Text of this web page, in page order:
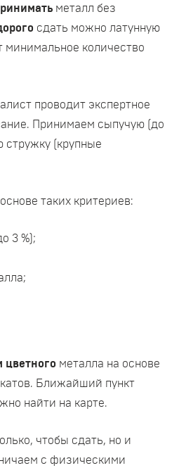
металл без
сдать можно латунную
минимальное количество
проводит экспертное
Принимаем сыпучую (до
стружку (крупные
таких критериев:
3 %);
цветного металла на основе
Ближайший пункт
найти на карте.
чтобы сдать, но и
с физическими